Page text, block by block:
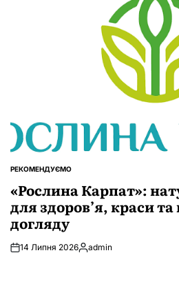
ОПУБЛІКУВАТИ
РЕКОМЕНДУЄМО
«Рослина Карпат»:
для здоров’я, краси
догляду
14 Липня 2026Опубліковано
admin